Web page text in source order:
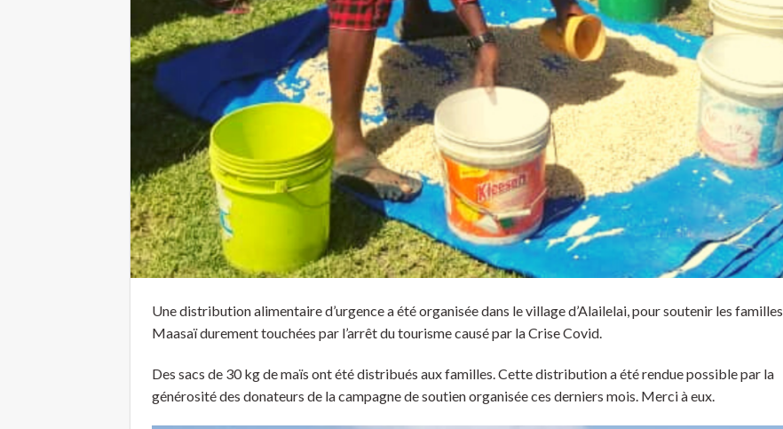
Une distribution alimentaire d’urgence a été organisée dans le village d’Alailelai, pour soutenir les familles
Maasaï durement touchées par l’arrêt du tourisme causé par la Crise Covid.
Des sacs de 30 kg de maïs ont été distribués aux familles. Cette distribution a été rendue possible par la
générosité des donateurs de la campagne de soutien organisée ces derniers mois. Merci à eux.